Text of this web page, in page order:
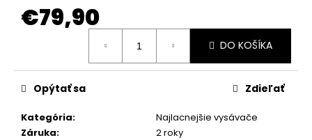
€79,90
DO KOŠÍKA
Kategória:
Najlacnejšie vysávače
Záruka:
2 roky
Opýtať sa Zdieľať